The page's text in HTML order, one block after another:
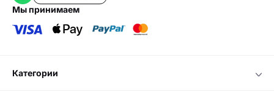
мы принимаем
категории